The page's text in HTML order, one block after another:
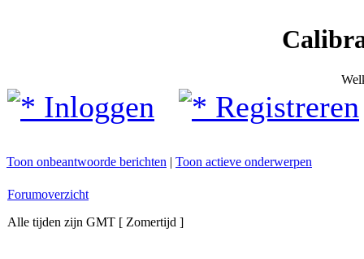
Inloggen Registreren
Toon onbeantwoorde berichten | Toon actieve onderwerpen
Forumoverzicht
Alle tijden zijn GMT [ Zomertijd ]